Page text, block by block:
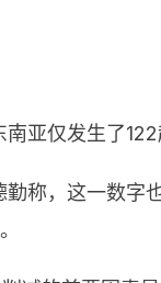
亚仅发生了
称，这一数字